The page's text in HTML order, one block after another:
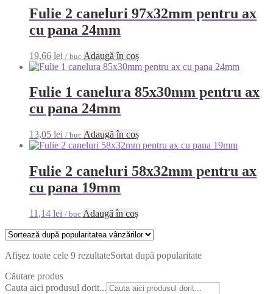
Fulie 2 caneluri 97x32mm pentru ax
cu pana 24mm
19,66 lei / buc Adaugă în coș
Fulie 1 canelura 85x30mm pentru ax
cu pana 24mm
13,05 lei / buc Adaugă în coș
Fulie 2 caneluri 58x32mm pentru ax
cu pana 19mm
11,14 lei / buc Adaugă în coș
Afișez toate cele 9 rezultateSortat după popularitate
Căutare produs
Cauta aici produsul dorit...